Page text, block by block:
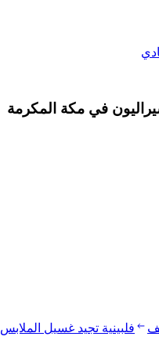
في مكة المكرمة
فلبينية تجيد غسيل الملابس